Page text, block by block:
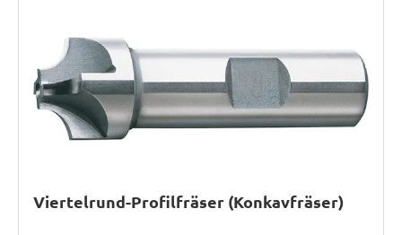
Viertelrund-Profilfräser (Konkavfräser)